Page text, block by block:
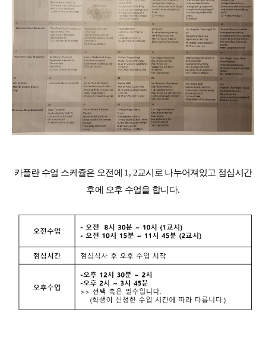
카플란 수업 스케쥴은 오전에 1, 2교시로 나누어져있고 점심시간
후에 오후 수업을 합니다.